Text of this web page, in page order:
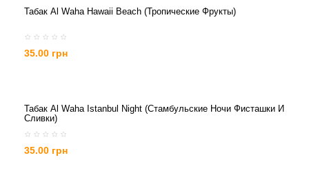
Табак Al Waha Hawaii Beach (Тропические Фрукты)
35.00 грн
Табак Al Waha Istanbul Night (Стамбульские Ночи Фисташки И
Сливки)
35.00 грн